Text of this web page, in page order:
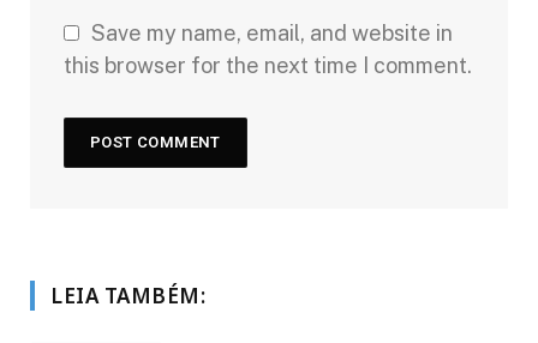
Save my name, email, and website in
this browser for the next time I comment.
LEIA TAMBÉM: